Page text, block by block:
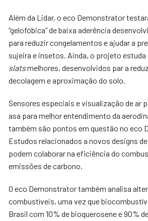
Além da Lidar, o eco Demonstrator
“gelofóbica” de baixa aderência
para reduzir congelamentos e ajudar a
sujeira e insetos. Ainda, o projeto estuda
slatsmelhores, desenvolvidos par a
decolagem e aproximação do solo.
Sensores especiais e visualização de ar
asa para melhor entendimento da
também são pontos em questão no eco
Estudos relacionados a novos designs
podem colaborar na eficiência do
emissões de carbono.
O eco Demonstrator também analisa
combustíveis, uma vez que
Brasil com 10% de bioquerosene e 90%